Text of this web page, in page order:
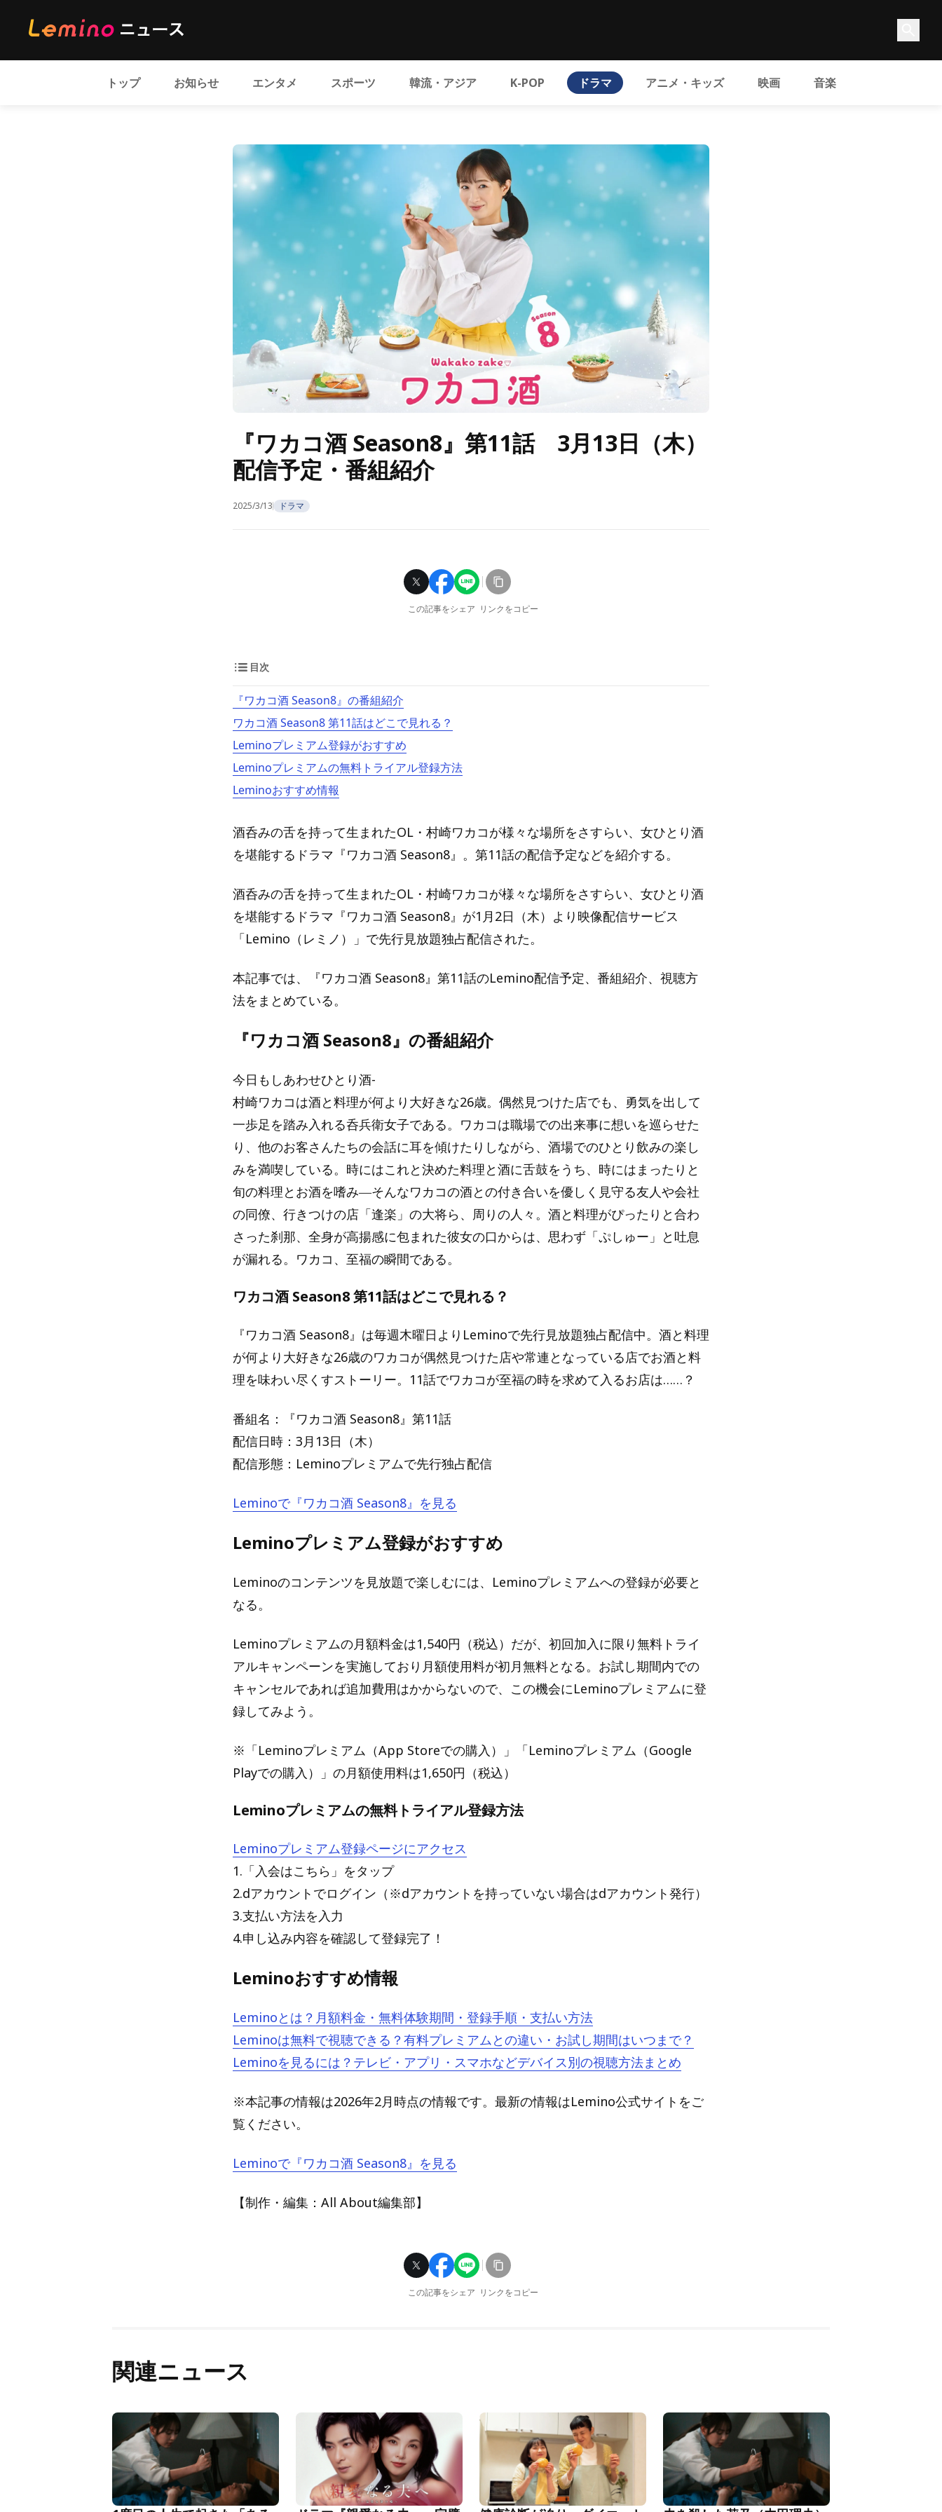
トップ お知らせ エンタメ スポーツ 韓流・アジア K-POP ドラマ アニメ・キッズ 映画 音楽
『ワカコ酒 Season8』第11話 3月13日（木）
配信予定・番組紹介
2025/3/13 ドラマ
この記事をシェア リンクをコピー
目次
『ワカコ酒 Season8』の番組紹介
ワカコ酒 Season8 第11話はどこで見れる？
Leminoプレミアム登録がおすすめ
Leminoプレミアムの無料トライアル登録方法
Leminoおすすめ情報
酒呑みの舌を持って生まれたOL・村崎ワカコが様々な場所をさすらい、女ひとり酒
を堪能するドラマ『ワカコ酒 Season8』。第11話の配信予定などを紹介する。
酒呑みの舌を持って生まれたOL・村崎ワカコが様々な場所をさすらい、女ひとり酒
を堪能するドラマ『ワカコ酒 Season8』が1月2日（木）より映像配信サービス
「Lemino（レミノ）」で先行見放題独占配信された。
本記事では、『ワカコ酒 Season8』第11話のLemino配信予定、番組紹介、視聴方
法をまとめている。
『ワカコ酒 Season8』の番組紹介
今日もしあわせひとり酒-
村崎ワカコは酒と料理が何より大好きな26歳。偶然見つけた店でも、勇気を出して
一歩足を踏み入れる呑兵衛女子である。ワカコは職場での出来事に想いを巡らせた
り、他のお客さんたちの会話に耳を傾けたりしながら、酒場でのひとり飲みの楽し
みを満喫している。時にはこれと決めた料理と酒に舌鼓をうち、時にはまったりと
旬の料理とお酒を嗜み―そんなワカコの酒との付き合いを優しく見守る友人や会社
の同僚、行きつけの店「逢楽」の大将ら、周りの人々。酒と料理がぴったりと合わ
さった刹那、全身が高揚感に包まれた彼女の口からは、思わず「ぷしゅー」と吐息
が漏れる。ワカコ、至福の瞬間である。
ワカコ酒 Season8 第11話はどこで見れる？
『ワカコ酒 Season8』は毎週木曜日よりLeminoで先行見放題独占配信中。酒と料理
が何より大好きな26歳のワカコが偶然見つけた店や常連となっている店でお酒と料
理を味わい尽くすストーリー。11話でワカコが至福の時を求めて入るお店は……？
番組名：『ワカコ酒 Season8』第11話
配信日時：3月13日（木）
配信形態：Leminoプレミアムで先行独占配信
Leminoで『ワカコ酒 Season8』を見る
Leminoプレミアム登録がおすすめ
Leminoのコンテンツを見放題で楽しむには、Leminoプレミアムへの登録が必要と
なる。
Leminoプレミアムの月額料金は1,540円（税込）だが、初回加入に限り無料トライ
アルキャンペーンを実施しており月額使用料が初月無料となる。お試し期間内での
キャンセルであれば追加費用はかからないので、この機会にLeminoプレミアムに登
録してみよう。
※「Leminoプレミアム（App Storeでの購入）」「Leminoプレミアム（Google
Playでの購入）」の月額使用料は1,650円（税込）
Leminoプレミアムの無料トライアル登録方法
Leminoプレミアム登録ページにアクセス
1.「入会はこちら」をタップ
2.dアカウントでログイン（※dアカウントを持っていない場合はdアカウント発行）
3.支払い方法を入力
4.申し込み内容を確認して登録完了！
Leminoおすすめ情報
Leminoとは？月額料金・無料体験期間・登録手順・支払い方法
Leminoは無料で視聴できる？有料プレミアムとの違い・お試し期間はいつまで？
Leminoを見るには？テレビ・アプリ・スマホなどデバイス別の視聴方法まとめ
※本記事の情報は2026年2月時点の情報です。最新の情報はLemino公式サイトをご
覧ください。
Leminoで『ワカコ酒 Season8』を見る
【制作・編集：All About編集部】
この記事をシェア リンクをコピー
関連ニュース